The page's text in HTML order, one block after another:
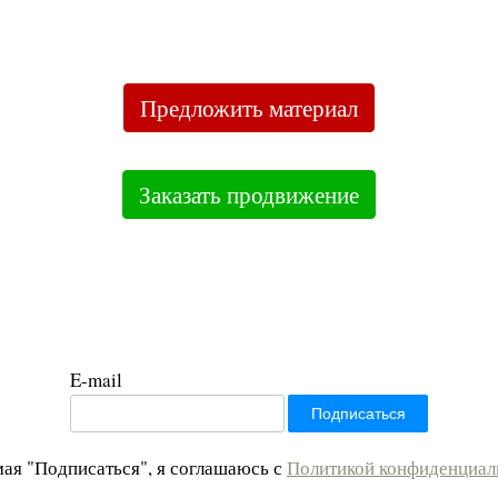
Предложить материал
Заказать продвижение
E-mail
"Подписаться", я соглашаюсь с Политикой